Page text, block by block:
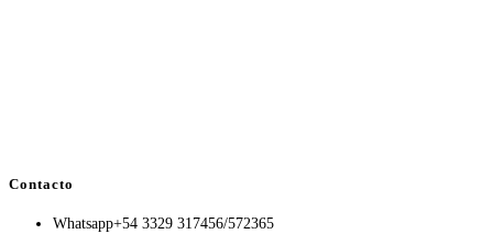
Contacto
Whatsapp+54 3329 317456/572365